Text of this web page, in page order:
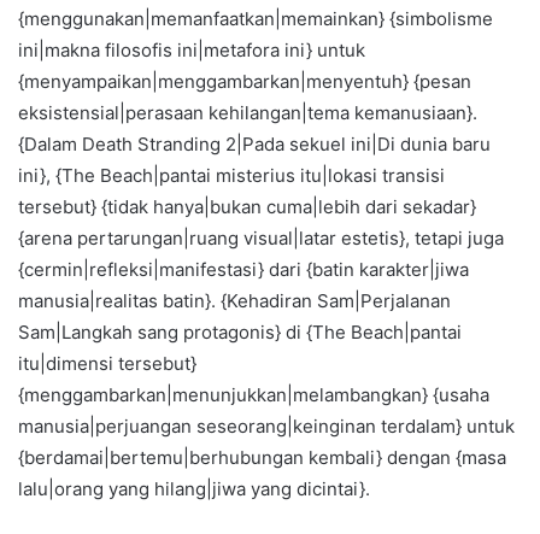
{menggunakan|memanfaatkan|memainkan} {simbolisme
ini|makna filosofis ini|metafora ini} untuk
{menyampaikan|menggambarkan|menyentuh} {pesan
eksistensial|perasaan kehilangan|tema kemanusiaan}.
{Dalam Death Stranding 2|Pada sekuel ini|Di dunia baru
ini}, {The Beach|pantai misterius itu|lokasi transisi
tersebut} {tidak hanya|bukan cuma|lebih dari sekadar}
{arena pertarungan|ruang visual|latar estetis}, tetapi juga
{cermin|refleksi|manifestasi} dari {batin karakter|jiwa
manusia|realitas batin}. {Kehadiran Sam|Perjalanan
Sam|Langkah sang protagonis} di {The Beach|pantai
itu|dimensi tersebut}
{menggambarkan|menunjukkan|melambangkan} {usaha
manusia|perjuangan seseorang|keinginan terdalam} untuk
{berdamai|bertemu|berhubungan kembali} dengan {masa
lalu|orang yang hilang|jiwa yang dicintai}.